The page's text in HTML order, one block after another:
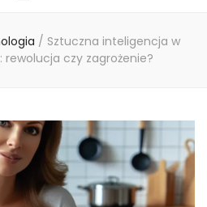
/ Sztuczna inteligencja w
czy zagrożenie?